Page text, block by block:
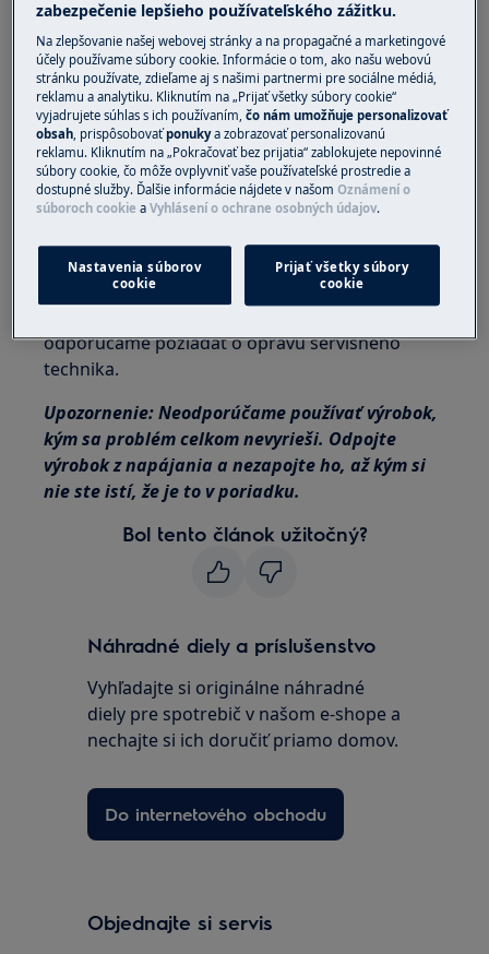
Riešenie:
1. Skontrolujte, či vo vnútri bubna nie sú
žiadne uvoľnené súčiastky
Ďalšie dôvody, prečo môže dôjsť k poškodeniu
oblečenia, sú otvorené spony, pracky a iné
predmety.
2. Kontaktujte autorizované servisné
stredisko.
odporúčame požiadať o opravu servisného
technika.
Upozornenie: Neodporúčame používať výrobok,
kým sa problém celkom nevyrieši. Odpojte
výrobok z napájania a nezapojte ho, až kým si
nie ste istí, že je to v poriadku.
Bol tento článok užitočný?
Náhradné diely a príslušenstvo
Vyhľadajte si originálne náhradné
diely pre spotrebič v našom e-shope a
nechajte si ich doručiť priamo domov.
Do internetového obchodu
Objednajte si servis
zabezpečenie lepšieho používateľského zážitku.
Na zlepšovanie našej webovej stránky a na propagačné a marketingové
účely používame súbory cookie. Informácie o tom, ako našu webovú
stránku používate, zdieľame aj s našimi partnermi pre sociálne médiá,
reklamu a analytiku. Kliknutím na „Prijať všetky súbory cookie“
vyjadrujete súhlas s ich používaním,čo nám umožňuje personalizovať
obsah, prispôsobovaťponukya zobrazovať personalizovanú
reklamu. Kliknutím na „Pokračovať bez prijatia“ zablokujete nepovinné
súbory cookie, čo môže ovplyvniť vaše používateľské prostredie a
dostupné služby. Ďalšie informácie nájdete v našomOznámení o
súboroch cookie aVyhlásení o ochrane osobných údajov.
Nastavenia súborov
cookie
Prijať všetky súbory
cookie